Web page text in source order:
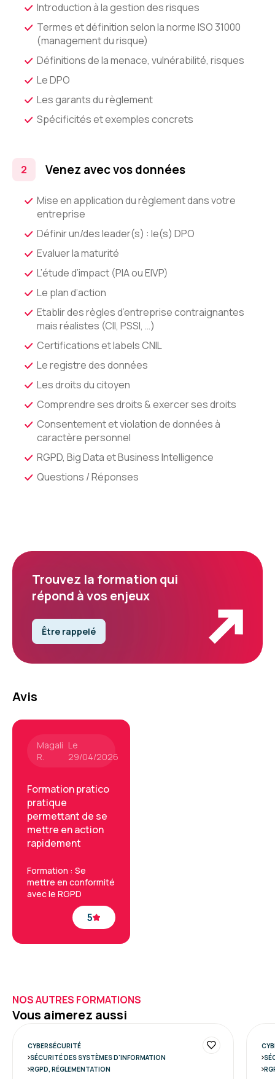
Introduction à la gestion des risques
Termes et définition selon la norme ISO 31000
(management du risque)
Définitions de la menace, vulnérabilité, risques
Le DPO
Les garants du règlement
Spécificités et exemples concrets
Venez avec vos données
Mise en application du règlement dans votre
entreprise
Définir un/des leader(s) : le(s) DPO
Evaluer la maturité
L’étude d’impact (PIA ou EIVP)
Le plan d’action
Etablir des règles d’entreprise contraignantes
mais réalistes (CII, PSSI, …)
Certifications et labels CNIL
Le registre des données
Les droits du citoyen
Comprendre ses droits & exercer ses droits
Consentement et violation de données à
caractère personnel
RGPD, Big Data et Business Intelligence
Questions / Réponses
Trouvez la formation qui
répond à vos enjeux
Être rappelé
Avis
Magali
R.
Le
29/04/2026
5
Formation pratico
pratique
permettant de se
mettre en action
rapidement
Formation : Se
mettre en conformité
avec le RGPD
NOS AUTRES FORMATIONS
Vous aimerez aussi
CYBERSÉCURITÉ
SÉCURITÉ DES SYSTÈMES D'INFORMATION
RGPD, RÉGLEMENTATION